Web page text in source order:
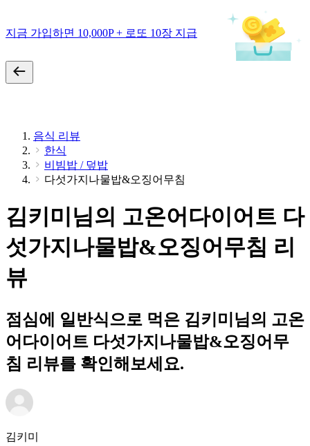
지금 가입하면 10,000P + 로또 10장 지급
음식 리뷰
한식
비빔밥 / 덮밥
다섯가지나물밥&오징어무침
김키미님의 고온어다이어트 다
섯가지나물밥&오징어무침 리
뷰
점심에 일반식으로 먹은 김키미님의 고온
어다이어트 다섯가지나물밥&오징어무
침 리뷰를 확인해보세요.
김키미